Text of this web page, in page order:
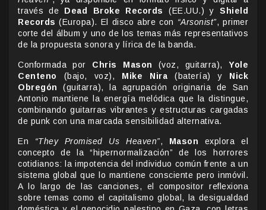
través de Dead Broke Records (EE.UU.) yShield
Records (Europa). El disco abre con “Arsonist”, primer
corte del álbum y uno de los temas más representativos
de la propuesta sonora y lírica de la banda.
Conformada por Chris Mason (voz, guitarra),Yole
Centeno (bajo, voz), Mike Nira (batería) y Nick
Obregón (guitarra), la agrupación originaria de San
Antonio mantiene la energía melódica que la distingue,
combinando guitarras vibrantes y estructuras cargadas
de punk con una marcada sensibilidad alternativa.
En “They Promised Us Heaven”, Mason explora el
concepto de la “hipernormalización” de los horrores
cotidianos: la impotencia del individuo común frente a un
sistema global que lo mantiene consciente pero inmóvil.
A lo largo de las canciones, el compositor reflexiona
sobre temas como el capitalismo global, la desigualdad